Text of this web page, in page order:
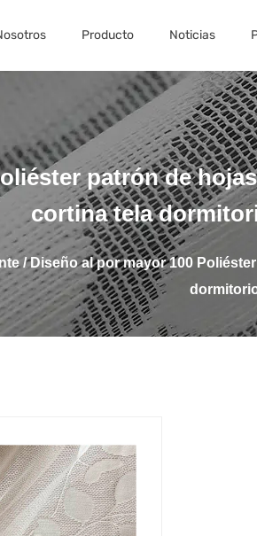
Producto Noticias
patrón de
cortina tela
/Diseño al por mayor 100